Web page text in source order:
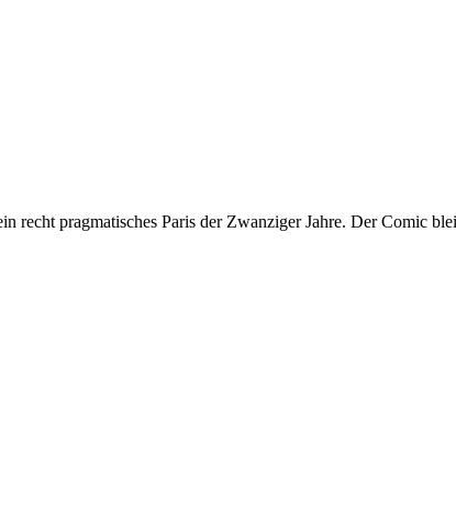
recht pragmatisches Paris der Zwanziger Jahre. Der Comic